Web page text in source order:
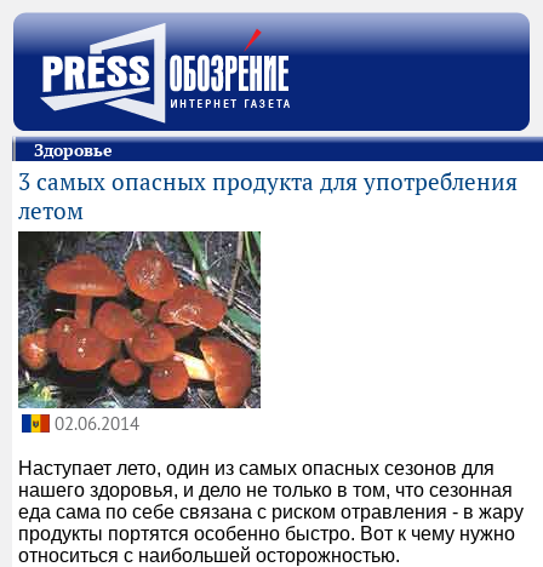
Здоровье
3 самых опасных продукта для употребления
летом
02.06.2014
Наступает лето, один из самых опасных сезонов для
нашего здоровья, и дело не только в том, что сезонная
еда сама по себе связана с риском отравления - в жару
продукты портятся особенно быстро. Вот к чему нужно
относиться с наибольшей осторожностью.